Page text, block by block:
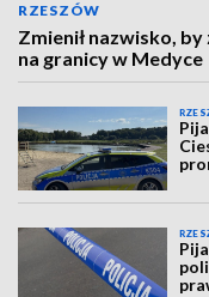
RZESZÓW
Zmienił nazwisko,
na granicy w Medyce